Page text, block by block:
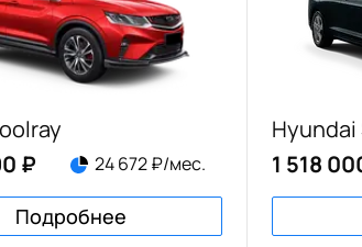
₽
24 672 ₽/мес.
Подробнее
Hyundai
1 518